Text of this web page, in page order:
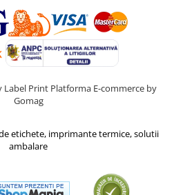
Label Print Platforma E-commerce by
Gomag